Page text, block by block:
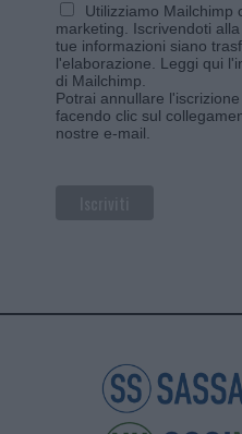
Utilizziamo Mailchimp
marketing. Iscrivendoti
tue informazioni siano
l'elaborazione. Leggi qui
di Mailchimp
Potrai annullare
facendo clic sul
nostre e-mail.